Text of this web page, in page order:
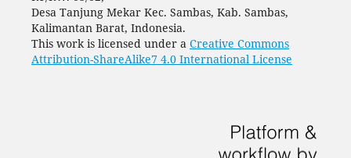
Desa Tanjung Mekar Kec. Sambas, Kab. Sambas,
Kalimantan Barat, Indonesia.
This work is licensed under a Creative Commons
Attribution-ShareAlike7 4.0 International License